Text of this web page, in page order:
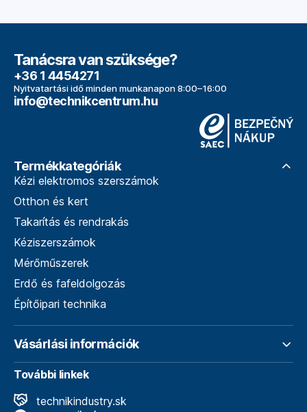
Tanácsra van szüksége?
+36 1 4454271
Nyitvatartási idő minden munkanapon 8:00–16:00
info@technikcentrum.hu
Termékkategóriák
Kézi elektromos szerszámok
Otthon és kert
Takarítás és rendrakás
Kéziszerszámok
Mérőműszerek
Erdő és fafeldolgozás
Építőipari technika
Vásárlási információk
További linkek
technikindustry.sk